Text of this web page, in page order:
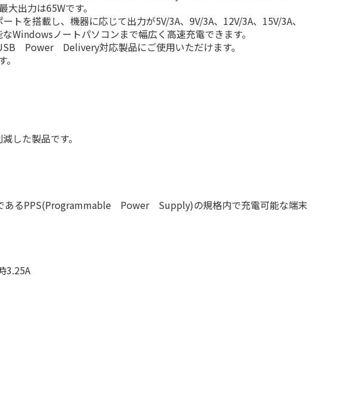
出力は65Wです。
載し、機器に応じて出力が5V/3A、9V/3A、12V/3A、15V/3A、
Windowsノートパソコンまで幅広く高速充電できます。
Power Delivery対応製品にご使用いただけます。
した製品です。
るPPS(Programmable Power Supply)の規格内で充電可能な端末
3.25A